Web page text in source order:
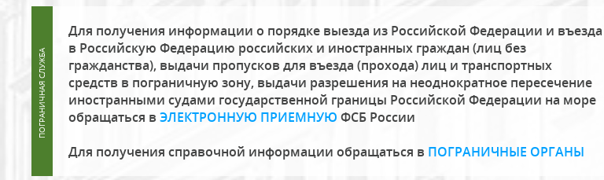
Для получения информации о порядке выезда из Российской Федерации и въезда
в Российскую Федерацию российских и иностранных граждан (лиц без
гражданства), выдачи пропусков для въезда (прохода) лиц и транспортных
средств в пограничную зону, выдачи разрешения на неоднократное пересечение
иностранными судами государственной границы Российской Федерации на море
обращаться в ЭЛЕКТРОННУЮ ПРИЕМНУЮ ФСБ России
Для получения справочной информации обращаться в ПОГРАНИЧНЫЕ ОРГАНЫ